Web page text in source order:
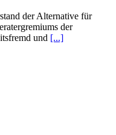
der Alternative für
der
und [...]